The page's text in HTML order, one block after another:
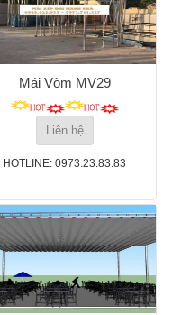
Mái Vòm MV29
Liên hệ
HOTLINE: 0973.23.83.83